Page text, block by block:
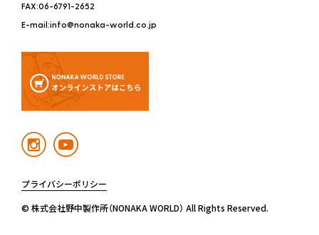
FAX:06-6791-2652
E-mail:info@nonaka-world.co.jp
プライバシーポリシー
© 株式会社野中製作所（NONAKA WORLD） All Rights Reserved.